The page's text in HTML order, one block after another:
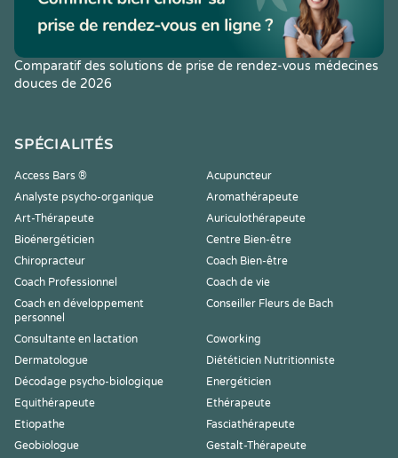
Comparatif des solutions de prise de rendez-vous médecines
douces de 2026
SPÉCIALITÉS
Access Bars ®
Acupuncteur
Analyste psycho-organique
Aromathérapeute
Art-Thérapeute
Auriculothérapeute
Bioénergéticien
Centre Bien-être
Chiropracteur
Coach Bien-être
Coach Professionnel
Coach de vie
Coach en développement
personnel
Conseiller Fleurs de Bach
Consultante en lactation
Coworking
Dermatologue
Diététicien Nutritionniste
Décodage psycho-biologique
Energéticien
Equithérapeute
Ethérapeute
Etiopathe
Fasciathérapeute
Geobiologue
Gestalt-Thérapeute